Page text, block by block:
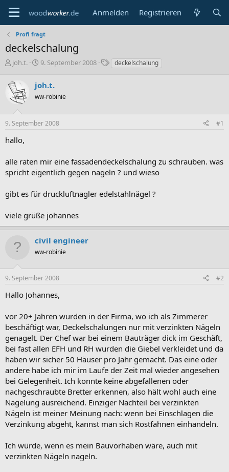
Anmelden Registrieren
Profi fragt
deckelschalung
E
s
t
e
l
e
joh.t.
E
s
t
e
l
t
9. September 2008
S
w
deckelschalung
joh.t.
ww-robinie
9. September 2008 #1
hallo,
alle raten mir eine fassadendeckelschalung zu schrauben. was
spricht eigentlich gegen nageln ? und wieso
gibt es für druckluftnagler edelstahlnägel ?
viele grüße johannes
civil engineer
ww-robinie
9. September 2008 #2
Hallo Johannes,
vor 20+ Jahren wurden in der Firma, wo ich als Zimmerer
beschäftigt war, Deckelschalungen nur mit verzinkten Nägeln
genagelt. Der Chef war bei einem Bauträger dick im Geschäft,
bei fast allen EFH und RH wurden die Giebel verkleidet und da
haben wir sicher 50 Häuser pro Jahr gemacht. Das eine oder
andere habe ich mir im Laufe der Zeit mal wieder angesehen
bei Gelegenheit. Ich konnte keine abgefallenen oder
nachgeschraubte Bretter erkennen, also hält wohl auch eine
Nagelung ausreichend. Einziger Nachteil bei verzinkten
Nägeln ist meiner Meinung nach: wenn bei Einschlagen die
Verzinkung abgeht, kannst man sich Rostfahnen einhandeln.
Ich würde, wenn es mein Bauvorhaben wäre, auch mit
verzinkten Nägeln nageln.